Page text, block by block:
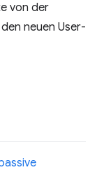
von der
neuen User-